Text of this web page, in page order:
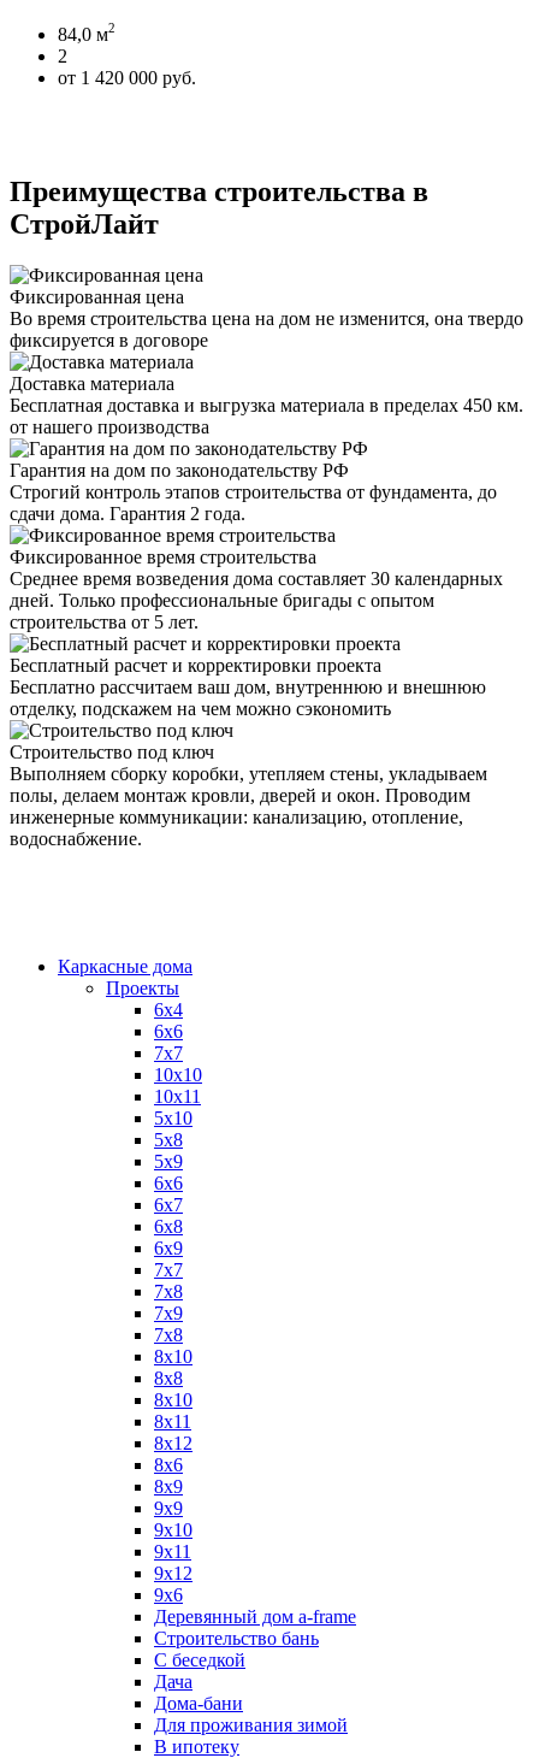
84,0 м2
2
от 1 420 000 руб.
Преимущества строительства в
СтройЛайт
Фиксированная цена
Во время строительства цена на дом не изменится, она твердо
фиксируется в договоре
Доставка материала
Бесплатная доставка и выгрузка материала в пределах 450 км.
от нашего производства
Гарантия на дом по законодательству РФ
Строгий контроль этапов строительства от фундамента, до
сдачи дома. Гарантия 2 года.
Фиксированное время строительства
Среднее время возведения дома составляет 30 календарных
дней. Только профессиональные бригады с опытом
строительства от 5 лет.
Бесплатный расчет и корректировки проекта
Бесплатно рассчитаем ваш дом, внутреннюю и внешнюю
отделку, подскажем на чем можно сэкономить
Строительство под ключ
Выполняем сборку коробки, утепляем стены, укладываем
полы, делаем монтаж кровли, дверей и окон. Проводим
инженерные коммуникации: канализацию, отопление,
водоснабжение.
Каркасные дома
Проекты
6х4
6х6
7х7
10х10
10х11
5х10
5х8
5х9
6x6
6x7
6x8
6x9
7x7
7x8
7x9
7х8
8x10
8x8
8х10
8х11
8х12
8х6
8х9
9x9
9х10
9х11
9х12
9х6
Деревянный дом a-frame
Строительство бань
С беседкой
Дача
Дома-бани
Для проживания зимой
В ипотеку